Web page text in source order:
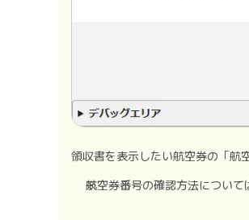
領収書を表示したい航空券の「航
航空券番号の確認方法について